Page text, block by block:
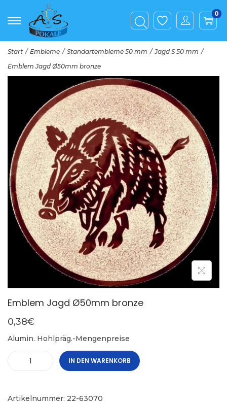
0
Start / Embleme / Standartembleme 50 mm / Jagd S 50 mm /
Emblem Jagd Ø50mm bronze
Emblem Jagd Ø50mm bronze
0,38€
Alumin. Hohlpräg.-Mengenpreise
IN DEN WARENKORB
Artikelnummer: 22-63070